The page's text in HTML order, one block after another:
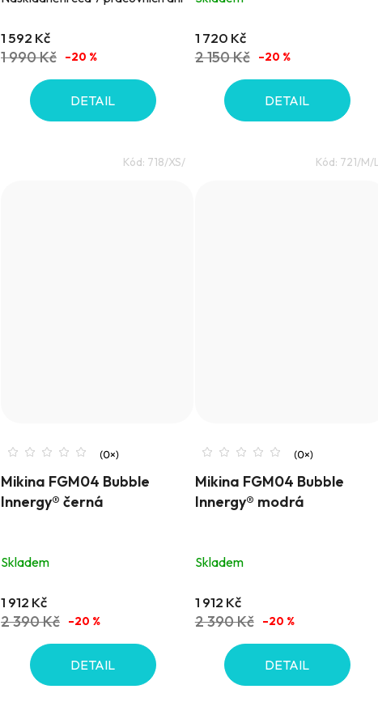
1 592 Kč
1 990 Kč –20 %
DETAIL
Kód: 718/XS/
1 720 Kč
2 150 Kč –20 %
DETAIL
Kód: 721/M/L
Mikina FGM04 Bubble
Innergy® černá
Skladem
1 912 Kč
2 390 Kč –20 %
DETAIL
Mikina FGM04 Bubble
Innergy® modrá
Skladem
1 912 Kč
2 390 Kč –20 %
DETAIL